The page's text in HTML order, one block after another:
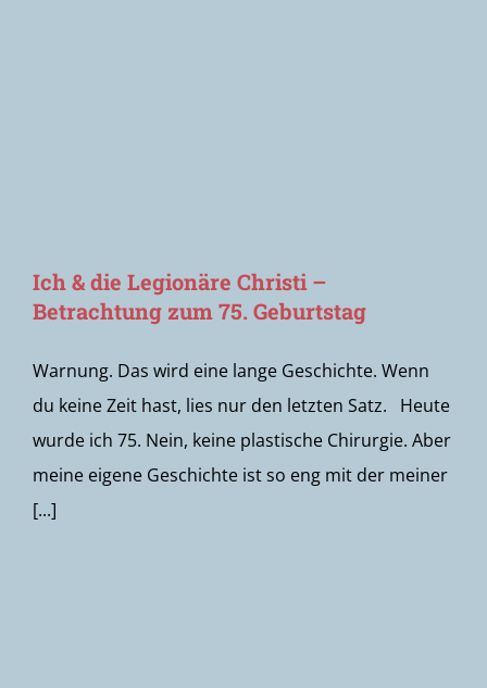
Ich & die Legionäre Christi –
Betrachtung zum 75. Geburtstag
Warnung. Das wird eine lange Geschichte. Wenn
du keine Zeit hast, lies nur den letzten Satz. Heute
wurde ich 75. Nein, keine plastische Chirurgie. Aber
meine eigene Geschichte ist so eng mit der meiner
[...]